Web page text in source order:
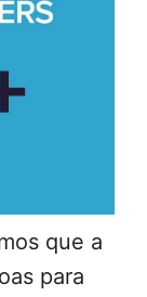
que a
para